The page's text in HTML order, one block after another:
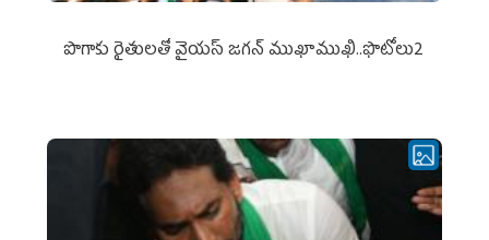
పొగాకు రైతుల‌తో వైయ‌స్ జ‌గ‌న్ ముఖాముఖి..ఫొటోలు2